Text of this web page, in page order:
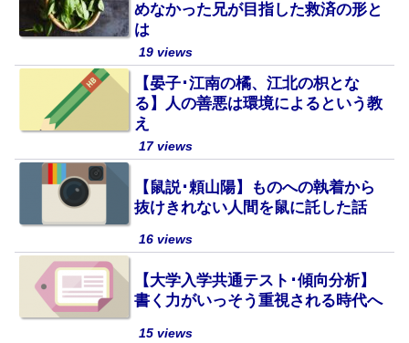
めなかった兄が目指した救済の形と
は
19 views
【晏子･江南の橘、江北の枳とな
る】人の善悪は環境によるという教
え
17 views
【鼠説･頼山陽】ものへの執着から
抜けきれない人間を鼠に託した話
16 views
【大学入学共通テスト･傾向分析】
書く力がいっそう重視される時代へ
15 views